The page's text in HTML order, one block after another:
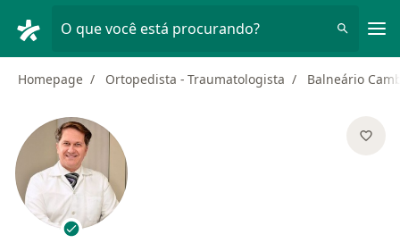
O que você está procurando?
Homepage Ortopedista - Traumatologista Balneário